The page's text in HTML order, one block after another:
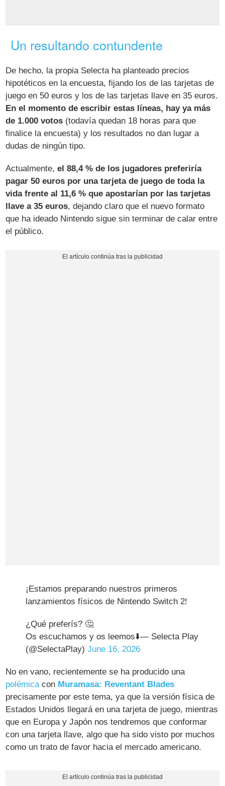
Un resultando contundente
De hecho, la propia Selecta ha planteado precios
hipotéticos en la encuesta, fijando los de las tarjetas de
juego en 50 euros y los de las tarjetas llave en 35 euros.
En el momento de escribir estas líneas, hay ya más
de 1.000 votos (todavía quedan 18 horas para que
finalice la encuesta) y los resultados no dan lugar a
dudas de ningún tipo.
Actualmente,el 88,4 % de los jugadores preferiría
pagar 50 euros por una tarjeta de juego de toda la
vida frente al 11,6 % que apostarían por las tarjetas
llave a 35 euros, dejando claro que el nuevo formato
que ha ideado Nintendo sigue sin terminar de calar entre
el público.
¡Estamos preparando nuestros primeros
lanzamientos físicos de Nintendo Switch 2!
¿Qué preferís? 🤔
Os escuchamos y os leemos⬇️— Selecta Play
(@SelectaPlay)June 16, 2026
No en vano, recientemente se ha producido una
polémicacon Muramasa: Reventant Blades
precisamente por este tema, ya que la versión física de
Estados Unidos llegará en una tarjeta de juego, mientras
que en Europa y Japón nos tendremos que conformar
con una tarjeta llave, algo que ha sido visto por muchos
como un trato de favor hacia el mercado americano.